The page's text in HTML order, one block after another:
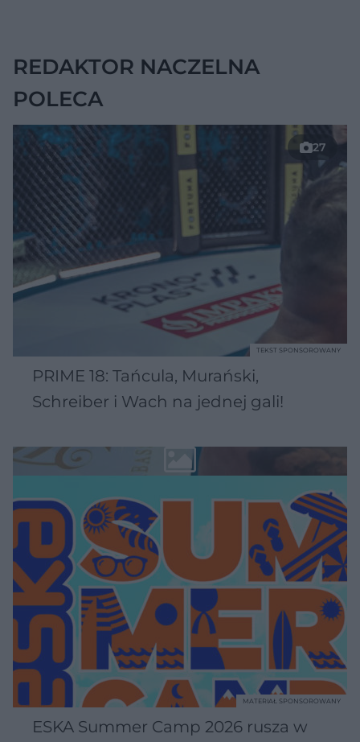
REDAKTOR NACZELNA
POLECA
27
PRIME 18: Tańcula, Murański,
Schreiber i Wach na jednej gali!
TEKST SPONSOROWANY
ESKA Summer Camp 2026 rusza w
MATERIAŁ SPONSOROWANY